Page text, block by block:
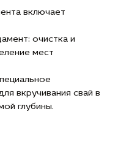
включает
очистка и
мест
вкручивания свай в
глубины.
на верхней части
головки, которые